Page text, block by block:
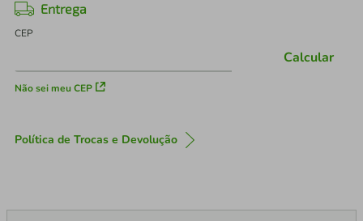
Entrega
CEP
Não sei meu CEP
Calcular
Política de Trocas e Devolução